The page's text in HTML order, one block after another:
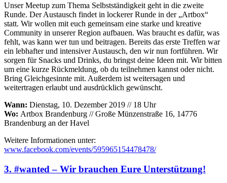
Unser Meetup zum Thema Selbstständigkeit geht in die zweite
Runde. Der Austausch findet in lockerer Runde in der „Artbox“
statt. Wir wollen mit euch gemeinsam eine starke und kreative
Community in unserer Region aufbauen. Was braucht es dafür, was
fehlt, was kann wer tun und beitragen. Bereits das erste Treffen war
ein lebhafter und intensiver Austausch, den wir nun fortführen. Wir
sorgen für Snacks und Drinks, du bringst deine Ideen mit. Wir bitten
um eine kurze Rückmeldung, ob du teilnehmen kannst oder nicht.
Bring Gleichgesinnte mit. Außerdem ist weitersagen und
weitertragen erlaubt und ausdrücklich gewünscht.
Wann: Dienstag, 10. Dezember 2019 // 18 Uhr
Wo: Artbox Brandenburg // Große Münzenstraße 16, 14776
Brandenburg an der Havel
Weitere Informationen unter:
www.facebook.com/events/595965154478478/
3. #wanted – Wir brauchen Eure Unterstützung!